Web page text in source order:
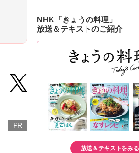
PR
NHK「きょうの料理」
放送＆テキストのご紹介
放送＆テキストをみる